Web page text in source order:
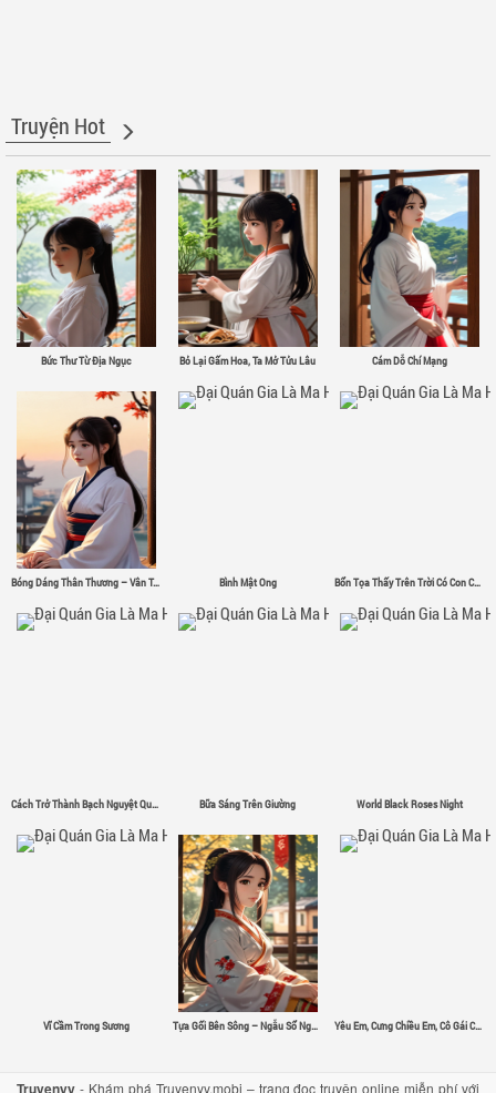
Truyện Hot
Bức Thư Từ Địa Ngục Bỏ Lại Gấm Hoa, Ta Mở Tửu Lâu Cám Dỗ Chí Mạng
Bóng Dáng Thân Thương – Vân Tân Bình Mật Ong Bổn Tọa Thấy Trên Trời Có Con Chim Sắt Σ( ゜- ゜)
Cách Trở Thành Bạch Nguyệt Quang Bữa Sáng Trên Giường World Black Roses Night
Vĩ Cầm Trong Sương Tựa Gối Bên Sông – Ngẫu Sổ Nguyệt Yêu Em, Cưng Chiều Em, Cô Gái Có Đôi Mắt Màu Đỏ Tươi
Truyenyy - Khám phá Truyenyy.mobi – trang đọc truyện online miễn phí với